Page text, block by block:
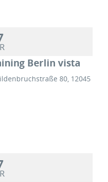
Berlin vista
80, 12045